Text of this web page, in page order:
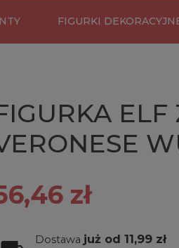
FIGURKI
zł
Dostawa już od 11,99 zł